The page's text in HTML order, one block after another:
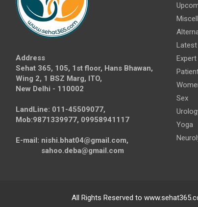
Address
Sehat 365, 105, 1st floor, Hans Bhawan,
Wing 2, 1 BSZ Marg, ITO,
New Delhi - 110002
LandLine: 011-45509077,
Mob:9871339977, 09958941117
E-mail: nishi.bhat04@gmail.com,
sahoo.deba@gmail.com
Latest
Sex
Yoga
All Rights Reserved to